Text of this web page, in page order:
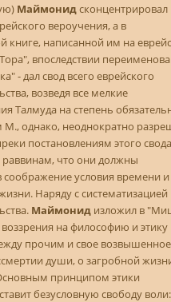
Маймонидсконцентрировал
вероучения, а в
книге, написанной им на
впоследствии
- дал свод всего еврейского
возведя все мелкие
Талмуда на степень
М., однако, неоднократно
постановлениям этого
что они должны
условия времени и
Наряду с систематизацией
Маймонид изложил в
на философию и этику
прочим и свое возвышенное
души, о загробной
принципом этики
ставит безусловную свободу воли: